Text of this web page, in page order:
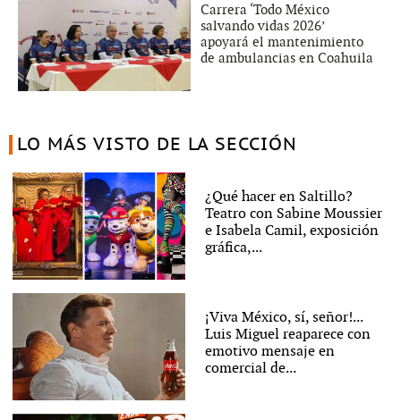
Carrera ‘Todo México
salvando vidas 2026’
apoyará el mantenimiento
de ambulancias en Coahuila
LO MÁS VISTO DE LA SECCIÓN
¿Qué hacer en Saltillo?
Teatro con Sabine Moussier
e Isabela Camil, exposición
gráfica,...
¡Viva México, sí, señor!...
Luis Miguel reaparece con
emotivo mensaje en
comercial de...